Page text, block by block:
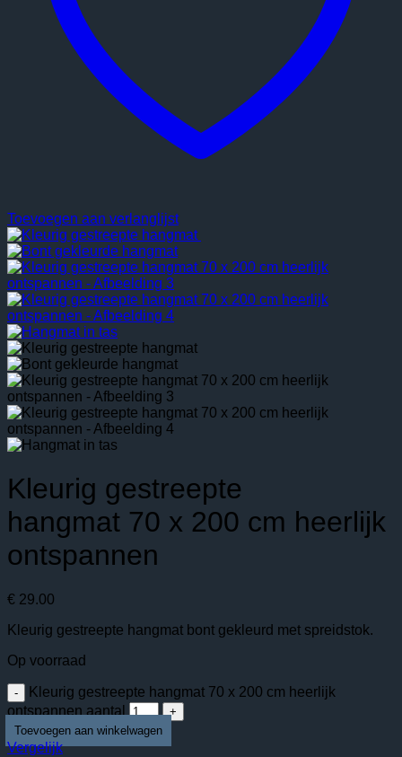
Toevoegen aan verlanglijst
Kleurig gestreepte
hangmat 70 x 200 cm heerlijk
ontspannen
€ 29.00
Kleurig gestreepte hangmat bont gekleurd met spreidstok.
Op voorraad
Kleurig gestreepte hangmat 70 x 200 cm heerlijk
ontspannen aantal
Vergelijk